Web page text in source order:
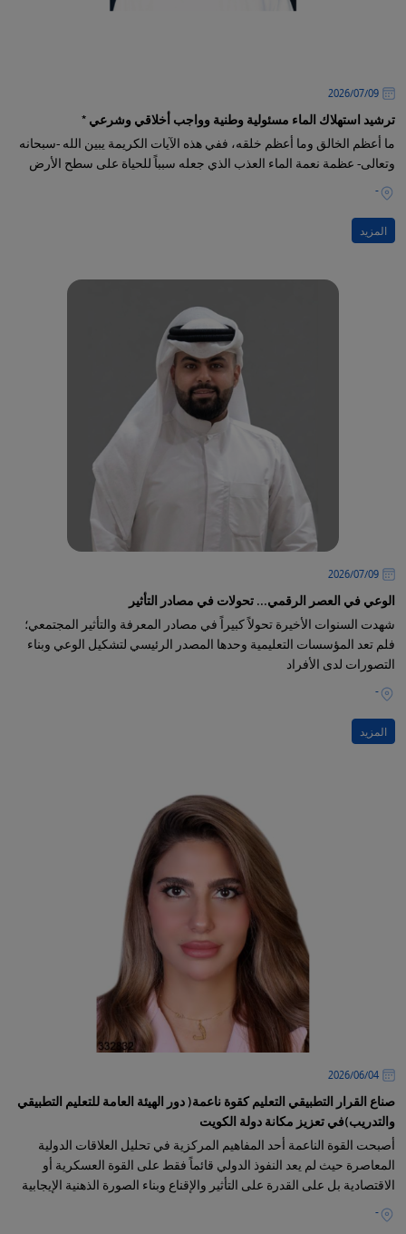
09‏/07‏/2026
ترشيد استهلاك الماء مسئولية وطنية وواجب أخلاقي وشرعي *
ما أعظم الخالق وما أعظم خلقه، ففي هذه الآيات الكريمة يبين الله -سبحانه
وتعالى- عظمة نعمة الماء العذب الذي جعله سبباً للحياة على سطح الأرض
-
المزيد
09‏/07‏/2026
الوعي في العصر الرقمي... تحولات في مصادر التأثير
شهدت السنوات الأخيرة تحولاً كبيراً في مصادر المعرفة والتأثير المجتمعي؛
فلم تعد المؤسسات التعليمية وحدها المصدر الرئيسي لتشكيل الوعي وبناء
التصورات لدى الأفراد
-
المزيد
04‏/06‏/2026
صناع القرار التطبيقي التعليم كقوة ناعمة( دور الهيئة العامة للتعليم التطبيقي
والتدريب)في تعزيز مكانة دولة الكويت
أصبحت القوة الناعمة أحد المفاهيم المركزية في تحليل العلاقات الدولية
المعاصرة حيث لم يعد النفوذ الدولي قائماً فقط على القوة العسكرية أو
الاقتصادية بل على القدرة على التأثير والإقناع وبناء الصورة الذهنية الإيجابية
-